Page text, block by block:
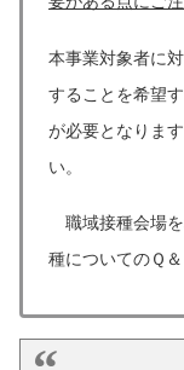
本事業対象者に
することを希望
が必要となりま
い。
職域接種会場
種についてのＱ